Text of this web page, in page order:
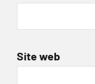
Site web